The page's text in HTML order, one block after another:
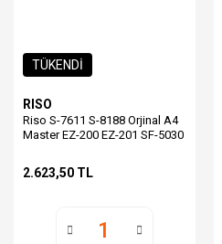
TÜKENDİ
RISO
Riso S-7611 S-8188 Orjinal A4
Master EZ-200 EZ-201 SF-5030
2.623,50 TL